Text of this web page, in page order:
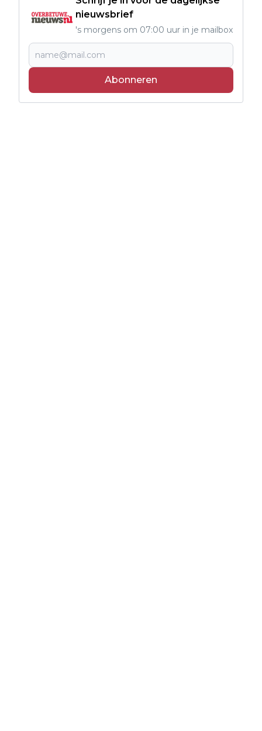
nieuwsbrief
's morgens om 07:00 uur in je mailbox
Abonneren